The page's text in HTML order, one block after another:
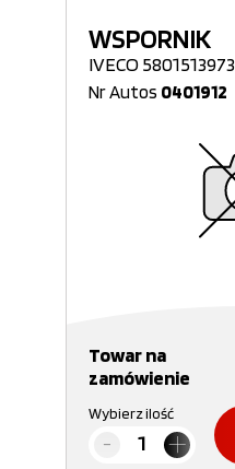
WSPORNIK
IVECO 5801513973
Nr Autos 0401912
Towar na
zamówienie
Wybierz ilość